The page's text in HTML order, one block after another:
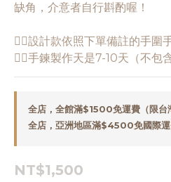
缺角，介意者自行斟酌喔！
👉🏻設計款依照下單備註的手圍
👉🏻手鍊製作天是7-10天（不包
全店，全館滿$1500免運費（限台
全店，亞洲地區滿$4500免國際
NT$1,500